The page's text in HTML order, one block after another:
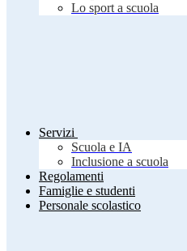
Lo sport a scuola
Servizi
Scuola e IA
Inclusione a scuola
Regolamenti
Famiglie e studenti
Personale scolastico